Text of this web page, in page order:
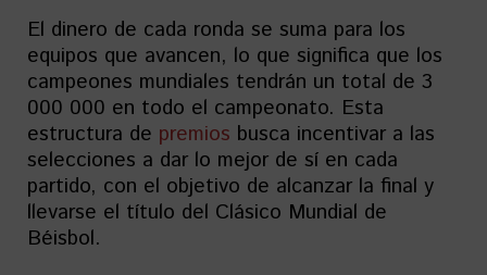
El dinero de cada ronda se suma para los
equipos que avancen, lo que significa que los
campeones mundiales tendrán un total de 3
000 000 en todo el campeonato. Esta
estructura de premios busca incentivar a las
selecciones a dar lo mejor de sí en cada
partido, con el objetivo de alcanzar la final y
llevarse el título del Clásico Mundial de
Béisbol.